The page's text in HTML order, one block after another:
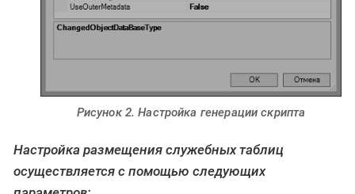
Рисунок 2. Настройка генерации скрипта
Настройка размещения служебных таблиц
осуществляется с помощью следующих